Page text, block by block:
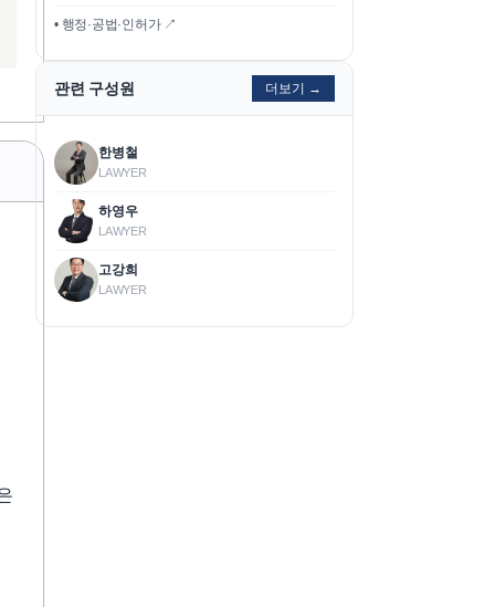
• 행정·공법·인허가 ↗
관련 구성원 더보기 →
한병철
LAWYER
하영우
LAWYER
고강희
LAWYER